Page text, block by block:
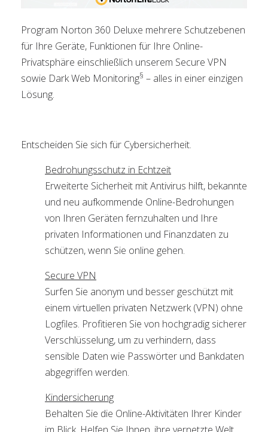
Program Norton 360 Deluxe mehrere Schutzebenen
für Ihre Geräte, Funktionen für Ihre Online-
Privatsphäre einschließlich unserem Secure VPN
sowie Dark Web Monitoring§ – alles in einer einzigen
Lösung.
Entscheiden Sie sich für Cybersicherheit.
Bedrohungsschutz in Echtzeit
Erweiterte Sicherheit mit Antivirus hilft, bekannte
und neu aufkommende Online-Bedrohungen
von Ihren Geräten fernzuhalten und Ihre
privaten Informationen und Finanzdaten zu
schützen, wenn Sie online gehen.
Secure VPN
Surfen Sie anonym und besser geschützt mit
einem virtuellen privaten Netzwerk (VPN) ohne
Logfiles. Profitieren Sie von hochgradig sicherer
Verschlüsselung, um zu verhindern, dass
sensible Daten wie Passwörter und Bankdaten
abgegriffen werden.
Kindersicherung
Behalten Sie die Online-Aktivitäten Ihrer Kinder